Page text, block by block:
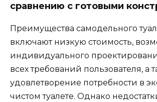
сравнению с готовыми
Преимущества самодельного
включают низкую стоимость,
индивидуального
всех требований пользователя, а
удовлетворение потребности в
чистом туалете. Однако